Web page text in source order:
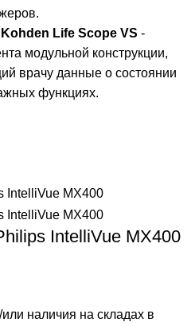
Life Scope VS -
модульной конструкции,
врачу данные о состоянии
функциях.
IntelliVue MX400
наличия на складах в